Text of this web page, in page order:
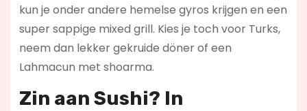
kun je onder andere hemelse gyros krijgen en een
super sappige mixed grill. Kies je toch voor Turks,
neem dan lekker gekruide döner of een
Lahmacun met shoarma.
Zin aan Sushi? In